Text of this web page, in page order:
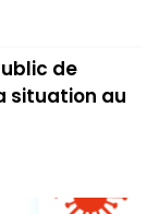
de
situation au